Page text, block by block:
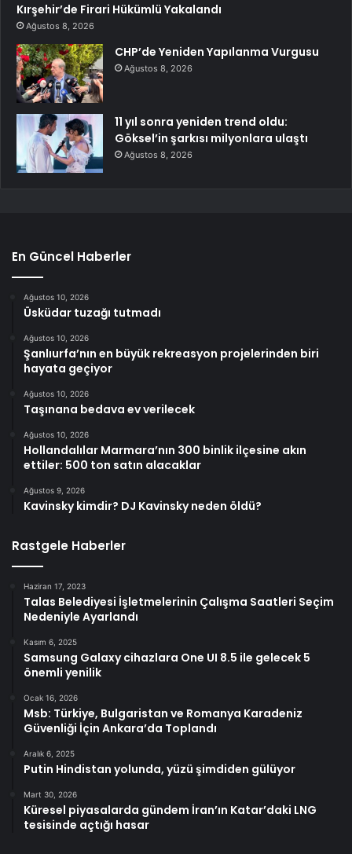
Kırşehir’de Firari Hükümlü Yakalandı
Ağustos 8, 2026
CHP’de Yeniden Yapılanma Vurgusu
Ağustos 8, 2026
11 yıl sonra yeniden trend oldu:
Göksel’in şarkısı milyonlara ulaştı
Ağustos 8, 2026
En Güncel Haberler
Ağustos 10, 2026
Üsküdar tuzağı tutmadı
Ağustos 10, 2026
Şanlıurfa’nın en büyük rekreasyon projelerinden biri
hayata geçiyor
Ağustos 10, 2026
Taşınana bedava ev verilecek
Ağustos 10, 2026
Hollandalılar Marmara’nın 300 binlik ilçesine akın
ettiler: 500 ton satın alacaklar
Ağustos 9, 2026
Kavinsky kimdir? DJ Kavinsky neden öldü?
Rastgele Haberler
Haziran 17, 2023
Talas Belediyesi İşletmelerinin Çalışma Saatleri Seçim
Nedeniyle Ayarlandı
Kasım 6, 2025
Samsung Galaxy cihazlara One UI 8.5 ile gelecek 5
önemli yenilik
Ocak 16, 2026
Msb: Türkiye, Bulgaristan ve Romanya Karadeniz
Güvenliği İçin Ankara’da Toplandı
Aralık 6, 2025
Putin Hindistan yolunda, yüzü şimdiden gülüyor
Mart 30, 2026
Küresel piyasalarda gündem İran’ın Katar’daki LNG
tesisinde açtığı hasar